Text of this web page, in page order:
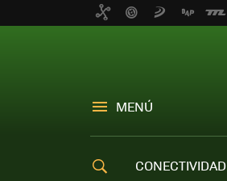
MENÚ
CONECTIVIDAD